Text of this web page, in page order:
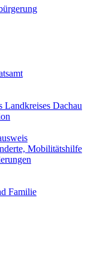
Landkreises Dachau
Mobilitätshilfe
Familie